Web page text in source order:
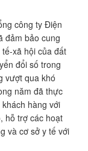
công ty Điện
đảm bảo cung
xã hội của đất
đổi số trong
vượt qua khó
năm đã thực
hàng với
hỗ trợ các hoạt
và cơ sở y tế với